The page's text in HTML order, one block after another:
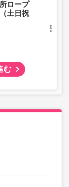
ロープ
土日祝
む